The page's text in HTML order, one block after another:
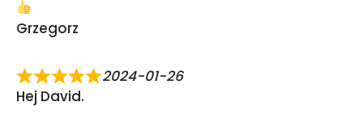
Grzegorz
2024-01-26
Hej David.